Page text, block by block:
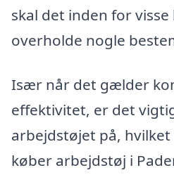
skal det inden for
overholde nogle
Især når det gælder
effektivitet, er det
arbejdstøjet på,
køber arbejdstøj i